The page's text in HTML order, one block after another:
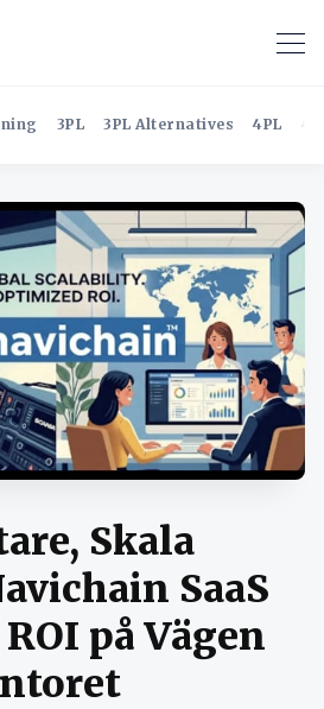
3PL 3PL Alternatives 4PL
Skala
SaaS
på Vägen